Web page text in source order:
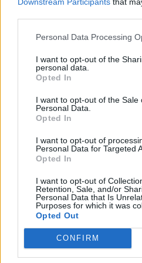
Personal Data Processing
I want to opt-out of the
personal data.
Opted In
I want to opt-out of the Sale
Personal Data.
Opted In
I want to opt-out of
Personal Data for Targeted
Opted In
I want to opt-out of
Retention, Sale, and/or
Personal Data that Is
Purposes for which it was
Opted Out
CONFIRM
Παρέμβαση για το Ειδικό
Χωροταξικό Τουρισμού στη
Μήθυμνα
Ο Δήμος Δυτικής Λέσβου ζητά
αλλαγή της κατάταξης της
περιοχής
ΡΕΠΟΡΤΑΖ ΔΡΑΣΕΙΣ
σύνδεσης του σήμερα της
Μυτιλήνης με το χθες
Μια έκθεση διοργανωμένη από
ΜΟΥΣΙΚΗ
Η γιορτή της τράτας
ξανά στη Σκάλα Πολιχνίτου
Η αναπαράσταση του παλιού